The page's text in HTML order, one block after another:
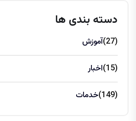
دسته بندی ها
آموزش (27)
اخبار (15)
خدمات (149)